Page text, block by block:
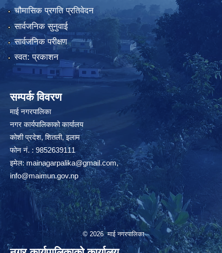
चौमासिक प्रगति प्रतिवेदन
सार्वजनिक सुनुवाई
सार्वजनिक परीक्षण
स्वत: प्रकाशन
सम्पर्क विवरण
माई नगरपालिका
नगर कार्यपालिकाको कार्यालय
कोशी प्रदेश, शितली, इलाम
फोन नं. : 9852639111
इमेल:mainagarpalika@gmail.com,
info@maimun.gov.np
© 2026 माई नगरपालिका